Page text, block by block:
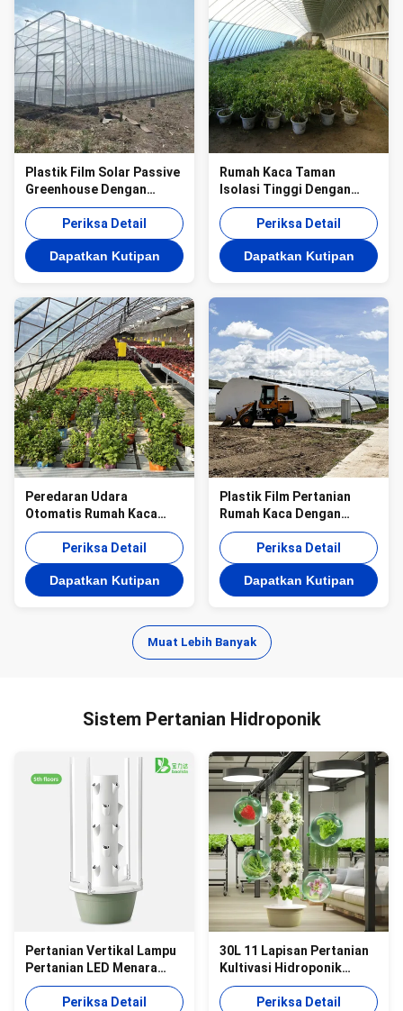
Plastik Film Solar Passive
Greenhouse Dengan
Dukungan Pengumpulan
Air HujanPeriksa Detail
Dapatkan Kutipan
Rumah Kaca Taman
Isolasi Tinggi Dengan
Kontrol Suhu dan Ukuran
DisesuaikanPeriksa Detail
Dapatkan Kutipan
Peredaran Udara
Otomatis Rumah Kaca
Pasif Surya Disesuaikan
Periksa Detail
Dapatkan Kutipan
Plastik Film Pertanian
Rumah Kaca Dengan
Isolasi Tinggi Peredaran
Udara Otomatis
Periksa Detail
Dapatkan Kutipan
Muat Lebih Banyak
Sistem Pertanian Hidroponik
Pertanian Vertikal Lampu
Pertanian LED Menara
Hidroponik 30L 5 Lapisan
Pertanian Hidroponik
Periksa Detail
30L 11 Lapisan Pertanian
Kultivasi Hidroponik
Menara Hidroponik
Vertikal Menanam Salad
Periksa Detail